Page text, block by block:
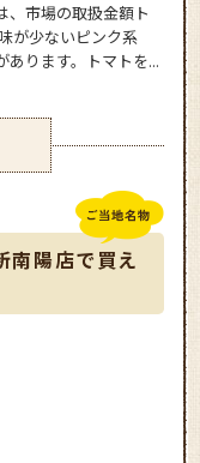
、市場の取扱金額ト
が少ないピンク系
あります。トマトを...
南陽店で買え